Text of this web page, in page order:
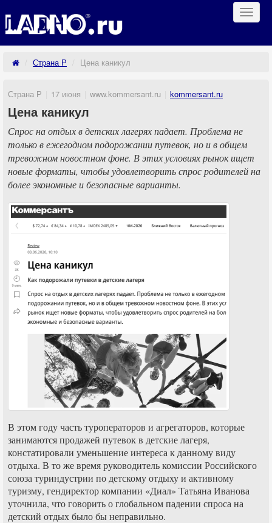
Страна Р Цена каникул
Страна Р 17 июня www.kommersant.ru kommersant.ru
Цена каникул
Спрос на отдых в детских лагерях падает. Проблема не
только в ежегодном подорожании путевок, но и в общем
тревожном новостном фоне. В этих условиях рынок ищет
новые форматы, чтобы удовлетворить спрос родителей на
более экономные и безопасные варианты.
В этом году часть туроператоров и агрегаторов, которые
занимаются продажей путевок в детские лагеря,
констатировали уменьшение интереса к данному виду
отдыха. В то же время руководитель комиссии Российского
союза туриндустрии по детскому отдыху и активному
туризму, гендиректор компании «Диал» Татьяна Иванова
уточнила, что говорить о глобальном падении спроса на
детский отдых было бы неправильно.